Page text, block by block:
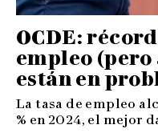
OCDE:
empleo (pero
están en
La tasa de empleo
% en 2024, el mejor